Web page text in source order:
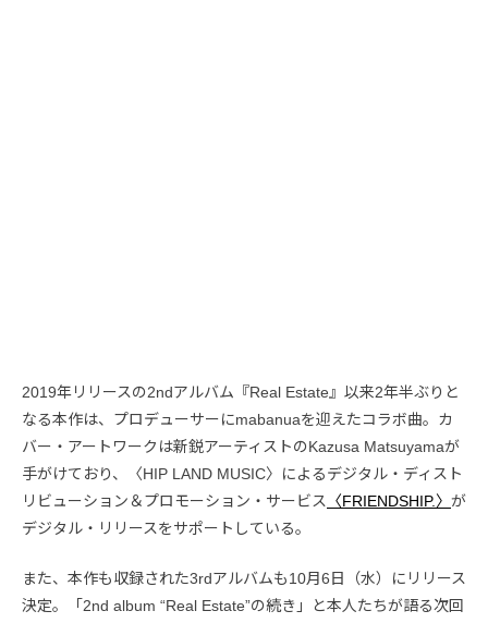
2019年リリースの2ndアルバム『Real Estate』以来2年半ぶりと
なる本作は、プロデューサーにmabanuaを迎えたコラボ曲。カ
バー・アートワークは新鋭アーティストのKazusa Matsuyamaが
手がけており、〈HIP LAND MUSIC〉によるデジタル・ディスト
リビューション＆プロモーション・サービス
〈FRIENDSHIP.〉 が
デジタル・リリースをサポートしている。
また、本作も収録された3rdアルバムも10月6日（水）にリリース
決定。「2nd album “Real Estate”の続き」と本人たちが語る次回